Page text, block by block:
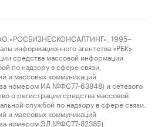
«РОСБИЗНЕСКОНСАЛТИНГ», 1995–
информационного агентства «РБК»
средства массовой информации
по надзору в сфере связи,
и массовых коммуникаций
номером ИА №ФС77-63848) и сетевого
о регистрации средства массовой
службой по надзору в сфере связи,
и массовых коммуникаций
номером ЭЛ №ФС77-82385)